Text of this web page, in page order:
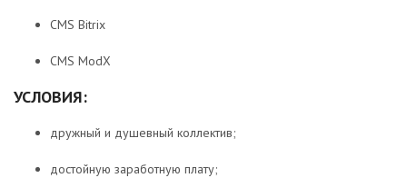
CMS Bitrix
CMS ModX
УСЛОВИЯ:
дружный и душевный коллектив;
достойную заработную плату;